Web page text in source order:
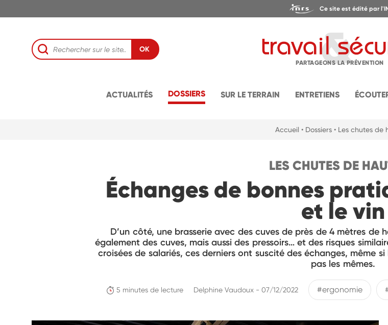
Ce site est édité par
OK
PARTAGEONS LA PRÉVENTION
ACTUALITÉS DOSSIERS SUR LE TERRAIN ENTRETIENS
Accueil • Dossiers • Les chutes de
LES CHUTES DE
Échanges de bonnes
et le vin
D’un côté, une brasserie avec des cuves de près de 4 mètres de
également des cuves, mais aussi des pressoirs… et des risques
croisées de salariés, ces derniers ont suscité des échanges, même
pas les mêmes.
5 minutes de lecture Delphine Vaudoux - 07/12/2022 #ergonomie